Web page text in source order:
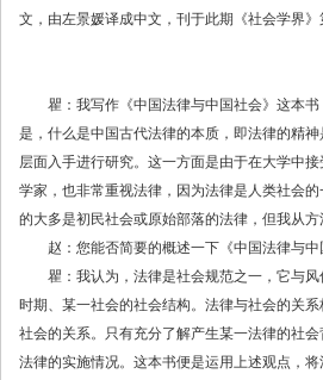
文，由左景媛译成中文，刊于此期《社会学界》
瞿：我写作《中国法律与中国社会》这本书
是，什么是中国古代法律的本质，即法律的精
层面入手进行研究。这一方面是由于在大学中
学家，也非常重视法律，因为法律是人类社会
的大多是初民社会或原始部落的法律，但我从方
赵：您能否简要的概述一下《中国法律与中
瞿：我认为，法律是社会规范之一，它与风
时期、某一社会的社会结构。法律与社会的关
社会的关系。只有充分了解产生某一法律的社
法律的实施情况。这本书便是运用上述观点，